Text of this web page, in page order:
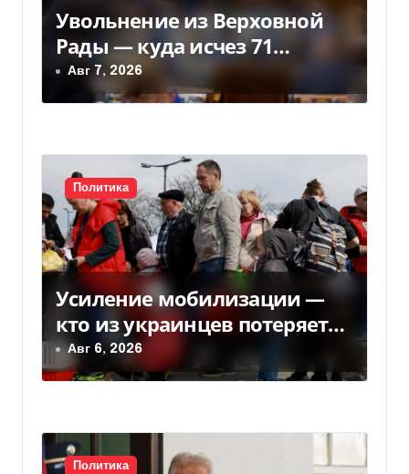
з
а
п
и
с
я
м
Увольнение из Верховной
Рады — куда исчез 71
народный депутат за семь
лет
Авг 7, 2026
Политика
Усиление мобилизации —
кто из украинцев потеряет
право на временную защиту
в ЕС
Авг 6, 2026
Политика